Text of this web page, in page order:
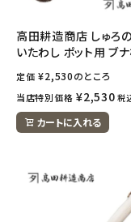
meeting_room ログイン
高田耕造商店 しゅろ
いたわし ポット用 ブ
定価 ¥2,530のところ
当店特別価格 ¥2,530 税
カートに入れる